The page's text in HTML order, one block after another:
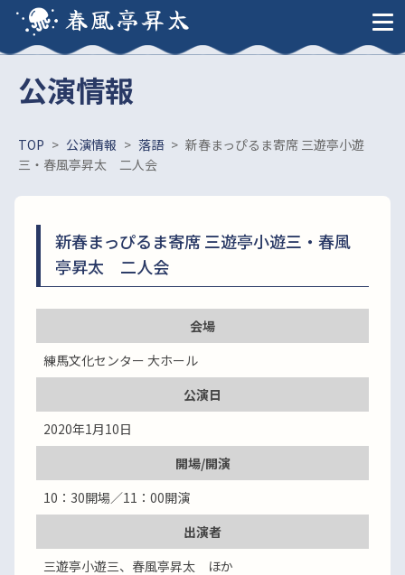
春風亭昇太
公演情報
TOP > 公演情報 > 落語 > 新春まっぴるま寄席 三遊亭小遊
三・春風亭昇太 二人会
新春まっぴるま寄席 三遊亭小遊三・春風
亭昇太 二人会
会場
練馬文化センター 大ホール
公演日
2020年1月10日
開場/開演
10：30開場／11：00開演
出演者
三遊亭小遊三、春風亭昇太 ほか